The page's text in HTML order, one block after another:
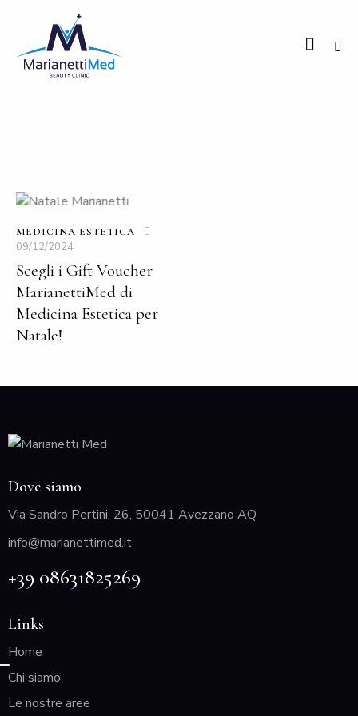
MEDICINA ESTETICA
09/12/2024
Scegli i Gift Voucher
MarianettiMed di
Medicina Estetica per
Natale!
Dove siamo
Via Sandro Pertini, 26, 50041 Avezzano AQ
info@marianettimed.it
+39 08631825269
Links
Home
Chi siamo
Le nostre aree